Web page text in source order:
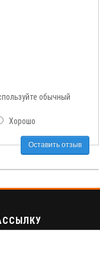
обычный
Хорошо
Оставить отзыв